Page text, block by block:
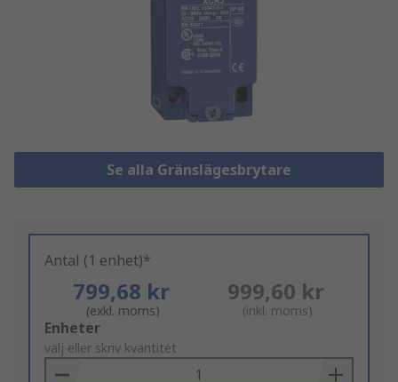
Se alla Gränslägesbrytare
Antal (1 enhet)*
799,68 kr
(exkl. moms)
999,60 kr
(inkl. moms)
Add
to
Basket
Enheter
välj eller skriv kvantitet